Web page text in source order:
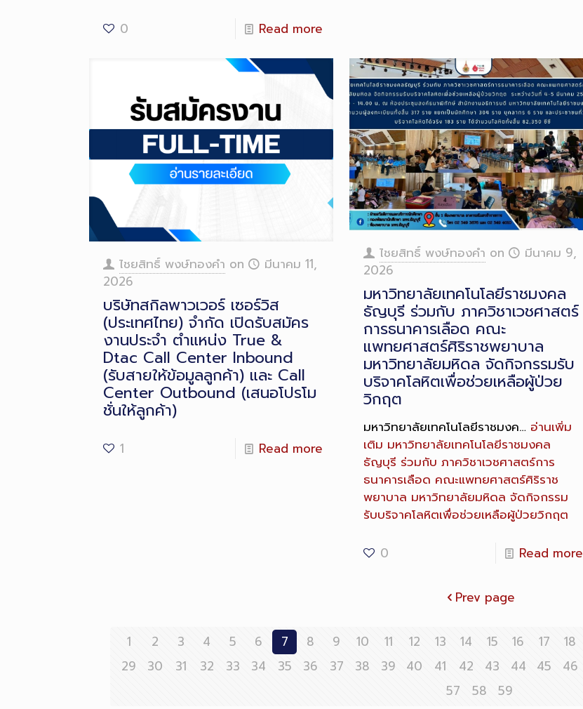
0 Read more
ไชยสิทธิ์ พงษ์ทองคำ on
มีนาคม 11,
2026
บริษัทสกิลพาวเวอร์ เซอร์วิส
(ประเทศไทย) จำกัด เปิดรับสมัคร
งานประจำ ตำแหน่ง True &
Dtac Call Center Inbound
(รับสายให้ข้อมูลลูกค้า) และ Call
Center Outbound (เสนอโปรโม
ชั่นให้ลูกค้า)
1 Read more
ไชยสิทธิ์ พงษ์ทองคำ on
มีนาคม 9,
2026
มหาวิทยาลัยเทคโนโลยีราชมงคล
ธัญบุรี ร่วมกับ ภาควิชาเวชศาสตร์
การธนาคารเลือด คณะ
แพทยศาสตร์ศิริราชพยาบาล
มหาวิทยาลัยมหิดล จัดกิจกรรมรับ
บริจาคโลหิตเพื่อช่วยเหลือผู้ป่วย
วิกฤต
มหาวิทยาลัยเทคโนโลยีราชมงค… อ่านเพิ่ม
เติม มหาวิทยาลัยเทคโนโลยีราชมงคล
ธัญบุรี ร่วมกับ ภาควิชาเวชศาสตร์การ
ธนาคารเลือด คณะแพทยศาสตร์ศิริราช
พยาบาล มหาวิทยาลัยมหิดล จัดกิจกรรม
รับบริจาคโลหิตเพื่อช่วยเหลือผู้ป่วยวิกฤต
0 Read more
Prev page
1 2 3 4 5 6 7 8 9 10 11 12 13 14 15 16 17 18
29
30 31 32 33 34 35 36 37 38 39 40 41 42 43 44 45 46
57
58
59